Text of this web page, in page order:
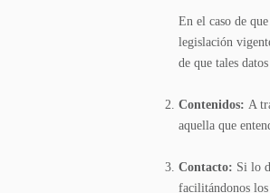
En el caso de
legislación
de que tales
Contenidos: A
aquella que
Contacto: Si lo
facilitándonos